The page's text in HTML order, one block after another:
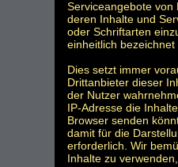
Serviceangebote von
deren Inhalte und
oder Schriftarten
einheitlich bezeichnet
Dies setzt immer
Drittanbieter dieser
der Nutzer
IP-Adresse die
Browser senden
damit für die
erforderlich. Wir
Inhalte zu